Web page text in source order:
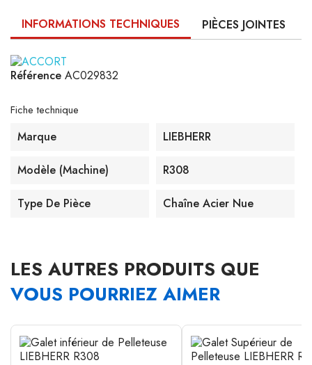
INFORMATIONS TECHNIQUES PIÈCES JOINTES
Référence AC029832
Fiche technique
Marque LIEBHERR
Modèle (machine) R308
Type De Pièce Chaîne Acier Nue
LES AUTRES PRODUITS QUE
VOUS POURRIEZ AIMER